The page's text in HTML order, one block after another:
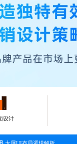
设计